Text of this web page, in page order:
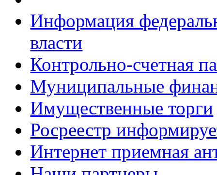
Информация
власти
Контрольно-счетная
Муниципальные
Имущественные торги
Росреестр
Интернет приемная